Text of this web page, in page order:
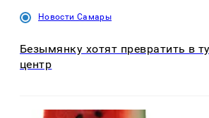
Новости Самары
Безымянку хотят превратить в
центр